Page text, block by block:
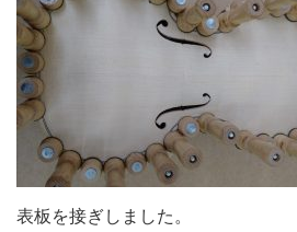
表板を接ぎしました。